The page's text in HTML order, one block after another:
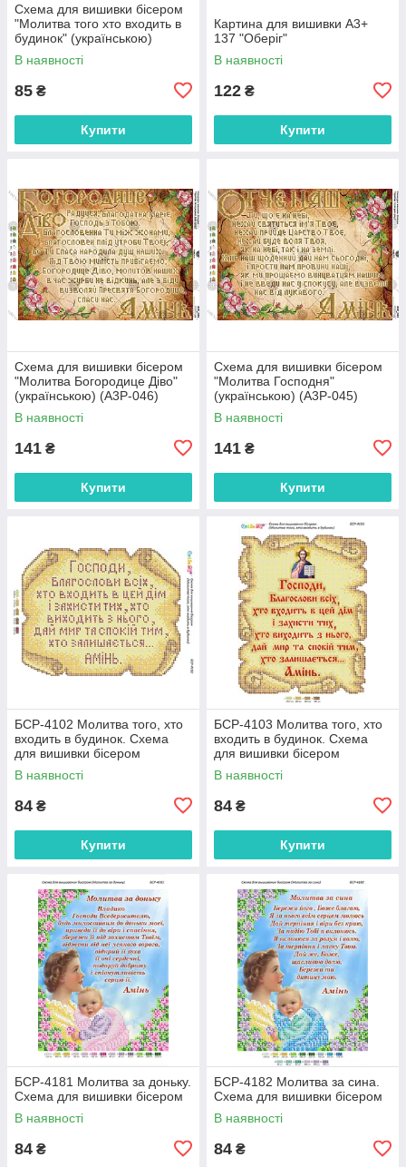
Схема для вишивки бісером
"Молитва того хто входить в
будинок" (українською)
(А4Р-036)
В наявності
85 ₴
Купити
Картина для вишивки А3+
137 "Оберіг"
В наявності
122 ₴
Купити
Схема для вишивки бісером
"Молитва Богородице Діво"
(українською) (А3Р-046)
В наявності
141 ₴
Купити
Схема для вишивки бісером
"Молитва Господня"
(українською) (А3Р-045)
В наявності
141 ₴
Купити
БСР-4102 Молитва того, хто
входить в будинок. Схема
для вишивки бісером
В наявності
84 ₴
Купити
БСР-4103 Молитва того, хто
входить в будинок. Схема
для вишивки бісером
В наявності
84 ₴
Купити
БСР-4181 Молитва за доньку.
Схема для вишивки бісером
В наявності
84 ₴
БСР-4182 Молитва за сина.
Схема для вишивки бісером
В наявності
84 ₴